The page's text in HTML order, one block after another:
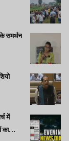
समर्थन
में
का